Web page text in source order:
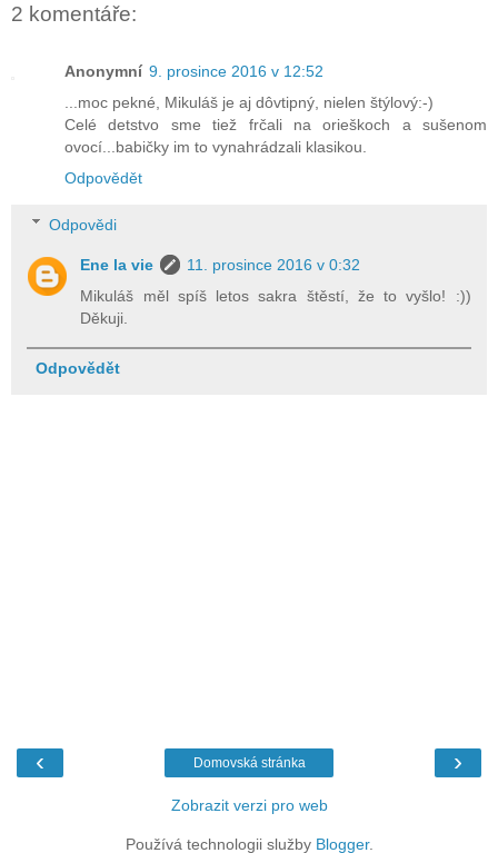
2 komentáře:
Anonymní 9. prosince 2016 v 12:52
...moc pekné, Mikuláš je aj dôvtipný, nielen štýlový:-)
Celé detstvo sme tiež frčali na orieškoch a sušenom
ovocí...babičky im to vynahrádzali klasikou.
Odpovědět
Odpovědi
Ene la vie
11. prosince 2016 v 0:32
Mikuláš měl spíš letos sakra štěstí, že to vyšlo! :))
Děkuji.
Odpovědět
‹ ›
Domovská stránka
Zobrazit verzi pro web
Používá technologii služby Blogger.